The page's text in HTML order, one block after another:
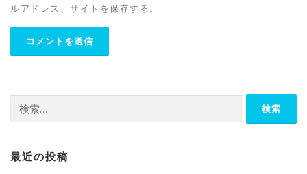
ルアドレス、サイトを保存する。
索:
最近の投稿